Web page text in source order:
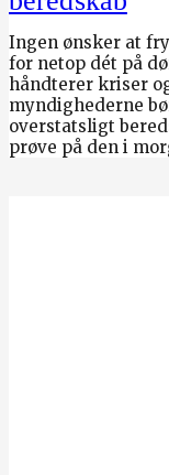
Ingen ønsker at
for netop dét på
håndterer kriser
myndighederne
overstatsligt
prøve på den i